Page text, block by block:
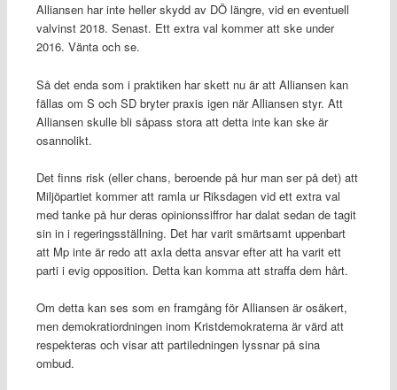
Alliansen har inte heller skydd av DÖ längre, vid en eventuell
valvinst 2018. Senast. Ett extra val kommer att ske under
2016. Vänta och se.
Så det enda som i praktiken har skett nu är att Alliansen kan
fällas om S och SD bryter praxis igen när Alliansen styr. Att
Alliansen skulle bli såpass stora att detta inte kan ske är
osannolikt.
Det finns risk (eller chans, beroende på hur man ser på det) att
Miljöpartiet kommer att ramla ur Riksdagen vid ett extra val
med tanke på hur deras opinionssiffror har dalat sedan de tagit
sin in i regeringsställning. Det har varit smärtsamt uppenbart
att Mp inte är redo att axla detta ansvar efter att ha varit ett
parti i evig opposition. Detta kan komma att straffa dem hårt.
Om detta kan ses som en framgång för Alliansen är osäkert,
men demokratiordningen inom Kristdemokraterna är värd att
respekteras och visar att partiledningen lyssnar på sina
ombud.